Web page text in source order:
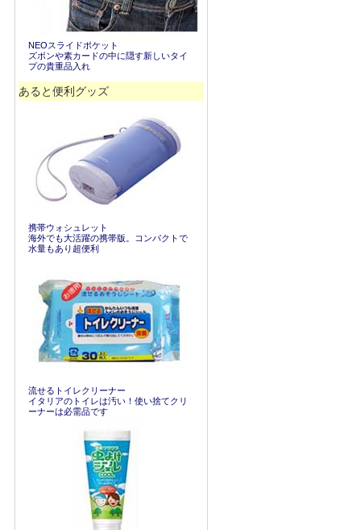
NEOスライドポケット
ズボンや素カードの中に隠す新しいタイ
プの貴重品入れ
あると便利グッズ
携帯ウォシュレット
海外でも大活躍の携帯版。コンパクトで
水量もあり超便利
流せるトイレクリーナー
イタリアのトイレは汚い！使い捨てクリ
ーナーは必需品です